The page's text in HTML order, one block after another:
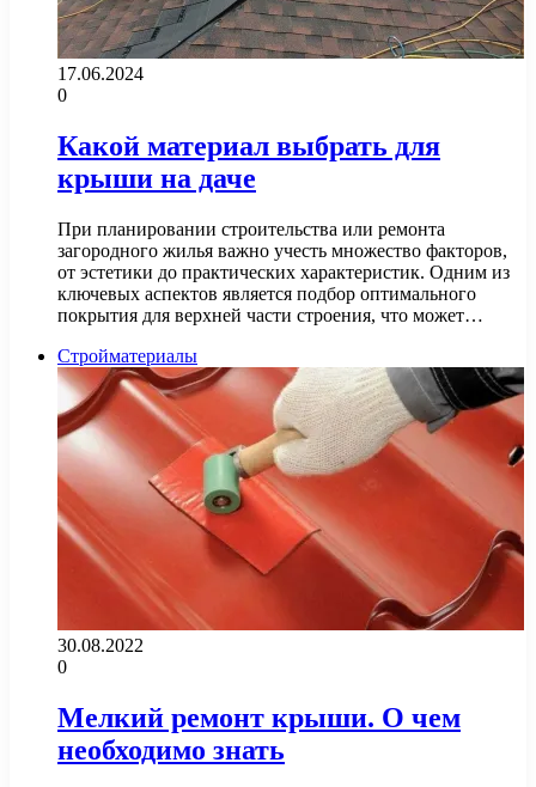
17.06.2024
0
Какой материал выбрать для
крыши на даче
При планировании строительства или ремонта
загородного жилья важно учесть множество факторов,
от эстетики до практических характеристик. Одним из
ключевых аспектов является подбор оптимального
покрытия для верхней части строения, что может…
Стройматериалы
30.08.2022
0
Мелкий ремонт крыши. О чем
необходимо знать